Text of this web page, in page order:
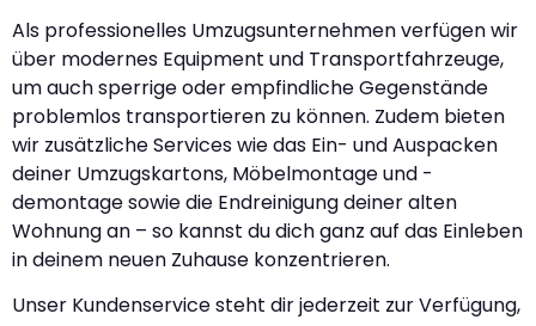
Als professionelles Umzugsunternehmen verfügen wir
über modernes Equipment und Transportfahrzeuge,
um auch sperrige oder empfindliche Gegenstände
problemlos transportieren zu können. Zudem bieten
wir zusätzliche Services wie das Ein- und Auspacken
deiner Umzugskartons, Möbelmontage und -
demontage sowie die Endreinigung deiner alten
Wohnung an – so kannst du dich ganz auf das Einleben
in deinem neuen Zuhause konzentrieren.
Unser Kundenservice steht dir jederzeit zur Verfügung,